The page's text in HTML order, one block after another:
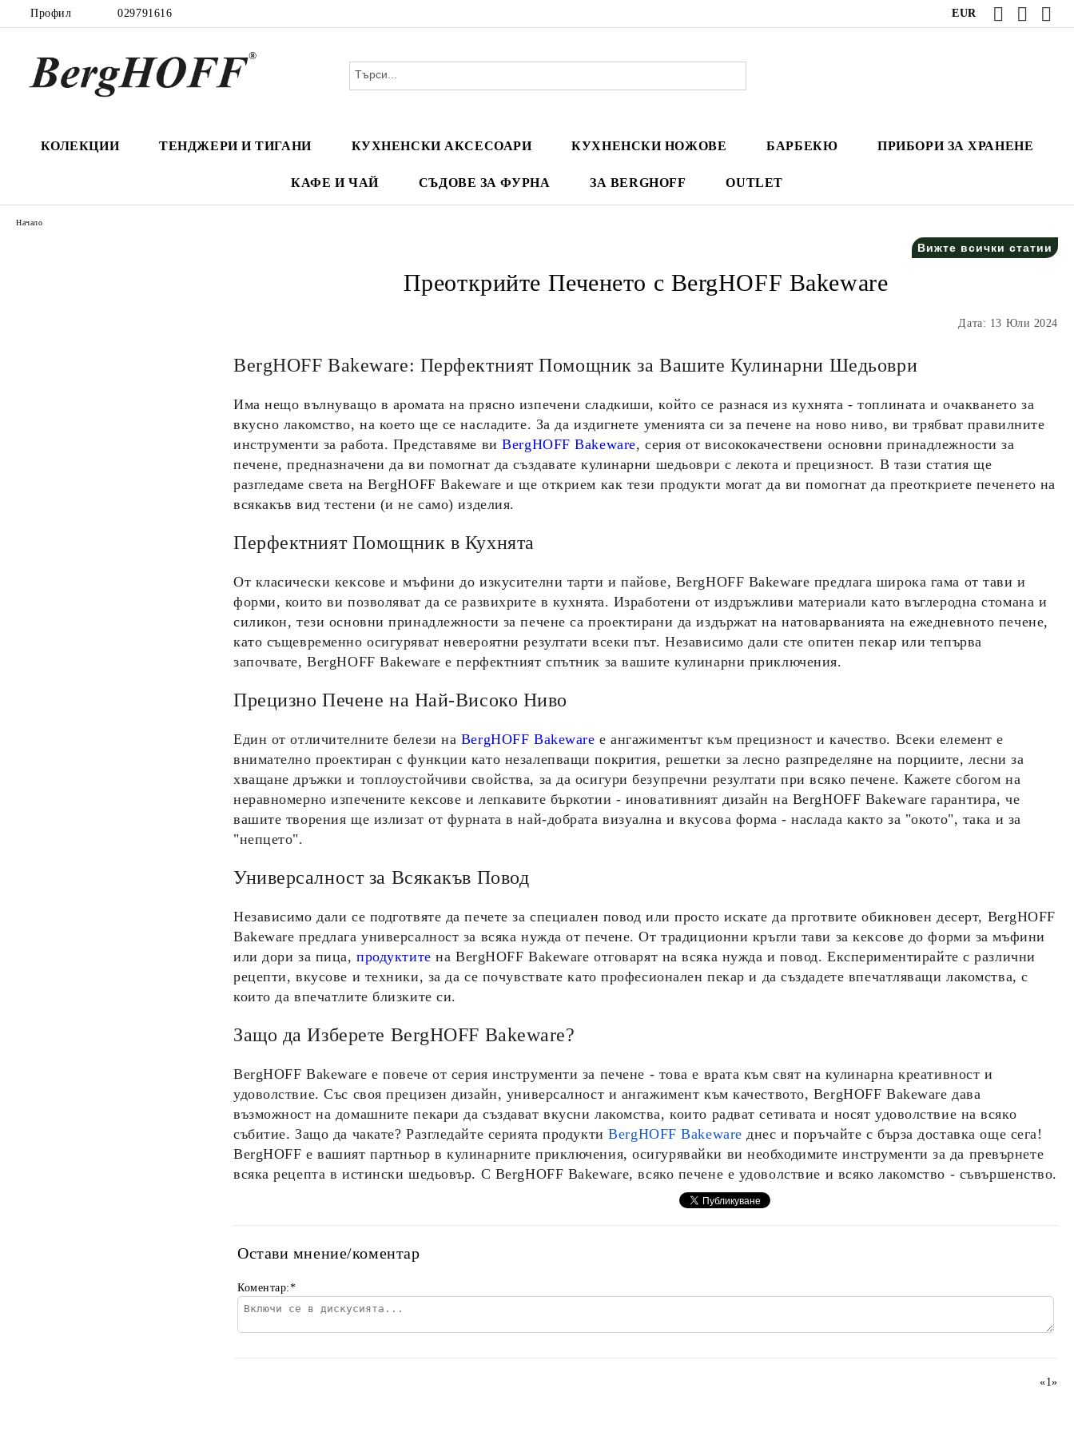
Профил 029791616 EUR
КОЛЕКЦИИ ТЕНДЖЕРИ И ТИГАНИ КУХНЕНСКИ АКСЕСОАРИ КУХНЕНСКИ НОЖОВЕ БАРБЕКЮ ПРИБОРИ ЗА ХРАНЕНЕ
КАФЕ И ЧАЙ СЪДОВЕ ЗА ФУРНА ЗА BERGHOFF OUTLET
Начало
Вижте всички статии
Преоткрийте Печенето с BergHOFF Bakeware
Дата: 13 Юли 2024
BergHOFF Bakeware: Перфектният Помощник за Вашите Кулинарни Шедьоври
Има нещо вълнуващо в аромата на прясно изпечени сладкиши, който се разнася из кухнята - топлината и очакването за
вкусно лакомство, на което ще се насладите. За да издигнете уменията си за печене на ново ниво, ви трябват правилните
инструменти за работа. Представяме виBergHOFF Bakeware, серия от висококачествени основни принадлежности за
печене, предназначени да ви помогнат да създавате кулинарни шедьоври с лекота и прецизност. В тази статия ще
разгледаме света на BergHOFF Bakeware и ще открием как тези продукти могат да ви помогнат да преоткриете печенето на
всякакъв вид тестени (и не само) изделия.
Перфектният Помощник в Кухнята
От класически кексове и мъфини до изкусителни тарти и пайове, BergHOFF Bakeware предлага широка гама от тави и
форми, които ви позволяват да се развихрите в кухнята. Изработени от издръжливи материали като въглеродна стомана и
силикон, тези основни принадлежности за печене са проектирани да издържат на натоварванията на ежедневното печене,
като същевременно осигуряват невероятни резултати всеки път. Независимо дали сте опитен пекар или тепърва
започвате,BergHOFF Bakeware е перфектният спътник за вашите кулинарни приключения.
Прецизно Печене на Най-Високо Ниво
Един от отличителните белези на BergHOFF Bakeware е ангажиментът към прецизност и качество. Всеки елемент е
внимателно проектиран с функции като незалепващи покрития, решетки за лесно разпределяне на порциите, лесни за
хващане дръжки и топлоустойчиви свойства, за да осигури безупречни резултати при всяко печене. Кажете сбогом на
неравномерно изпечените кексове и лепкавите бъркотии - иновативният дизайн на BergHOFF Bakeware гарантира, че
вашите творения ще излизат от фурната в най-добрата визуална и вкусова форма - наслада както за "окото", така и за
"непцето".
Универсалност за Всякакъв Повод
Независимо дали се подготвяте да печете за специален повод или просто искате да прготвите обикновен десерт, BergHOFF
Bakeware предлага универсалност за всяка нужда от печене. От традиционни кръгли тави за кексове до форми за мъфини
или дори за пица,продуктитена BergHOFF Bakewareотговарят на всяка нужда и повод. Експериментирайте с различни
рецепти, вкусове и техники, за да се почувствате като професионален пекар и да създадете впечатляващи лакомства, с
които да впечатлите близките си.
Защо да Изберете BergHOFF Bakeware?
BergHOFF Bakeware е повече от серия инструменти за печене - това е врата към свят на кулинарна креативност и
удоволствие. Със своя прецизен дизайн, универсалност и ангажимент към качеството, BergHOFF Bakeware дава
възможност на домашните пекари да създават вкусни лакомства, които радват сетивата и носят удоволствие на всяко
събитие. Защо да чакате? Разгледайте серията продуктиBergHOFF Bakeware днес и поръчайте с бърза доставка още сега!
BergHOFF е вашият партньор в кулинарните приключения, осигурявайки ви необходимите инструменти за да превърнете
всяка рецепта в истински шедьовър. С BergHOFF Bakeware, всяко печене е удоволствие и всяко лакомство - съвършенство.
Остави мнение/коментар
Коментар:*
«1»